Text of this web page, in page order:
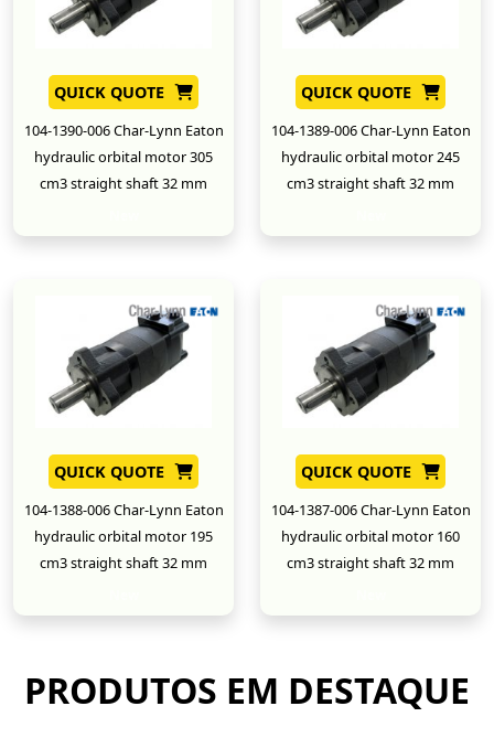
QUICK QUOTE
104-1390-006 Char-Lynn Eaton
hydraulic orbital motor 305
cm3 straight shaft 32 mm
QUICK QUOTE
104-1389-006 Char-Lynn Eaton
hydraulic orbital motor 245
cm3 straight shaft 32 mm
QUICK QUOTE
104-1388-006 Char-Lynn Eaton
hydraulic orbital motor 195
cm3 straight shaft 32 mm
QUICK QUOTE
104-1387-006 Char-Lynn Eaton
hydraulic orbital motor 160
cm3 straight shaft 32 mm
PRODUTOS EM DESTAQUE